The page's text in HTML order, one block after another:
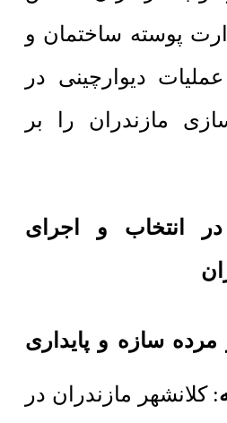
پوسته ساختمان و
دیوارچینی در
مازندران را بر
انتخاب و اجرای
مرده سازه و پایداری
: کلانشهر مازندران در